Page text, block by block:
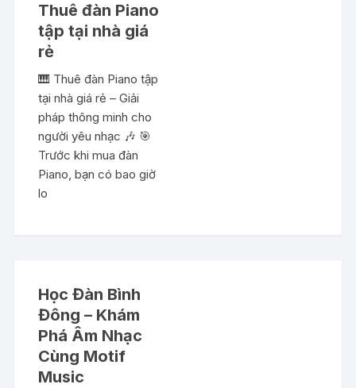
Thuê đàn Piano
tập tại nhà giá
rẻ
🎹 Thuê đàn Piano tập
tại nhà giá rẻ – Giải
pháp thông minh cho
người yêu nhạc 🎶 🎯
Trước khi mua đàn
Piano, bạn có bao giờ
lo
Học Đàn Bình
Đông – Khám
Phá Âm Nhạc
Cùng Motif
Music